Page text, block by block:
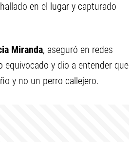
en el lugar y capturado
Miranda, aseguró en redes
equivocado y dio a entender que
y no un perro callejero.